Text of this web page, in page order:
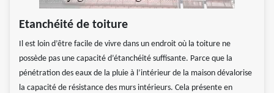
Etanchéité de toiture
Il est loin d’être facile de vivre dans un endroit où la toiture ne
possède pas une capacité d’étanchéité suffisante. Parce que la
pénétration des eaux de la pluie à l’intérieur de la maison dévalorise
la capacité de résistance des murs intérieurs. Cela présente en